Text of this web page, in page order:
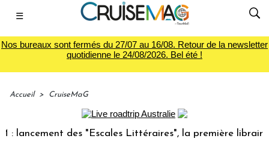
☰
Nos bureaux sont fermés du 27/07 au 16/08. Retour de la newsletter
quotidienne le 24/08/2026. Bel été !
Accueil > CruiseMaG
des "Escales Littéraires", la première librairie du